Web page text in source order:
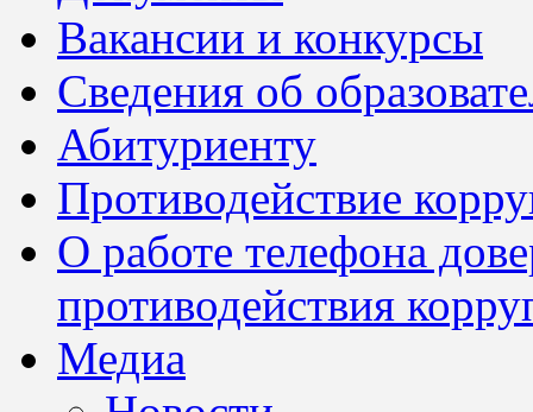
Вакансии и конкурсы
Сведения об
Абитуриенту
Противодействие
О работе телефона
противодействия
Медиа